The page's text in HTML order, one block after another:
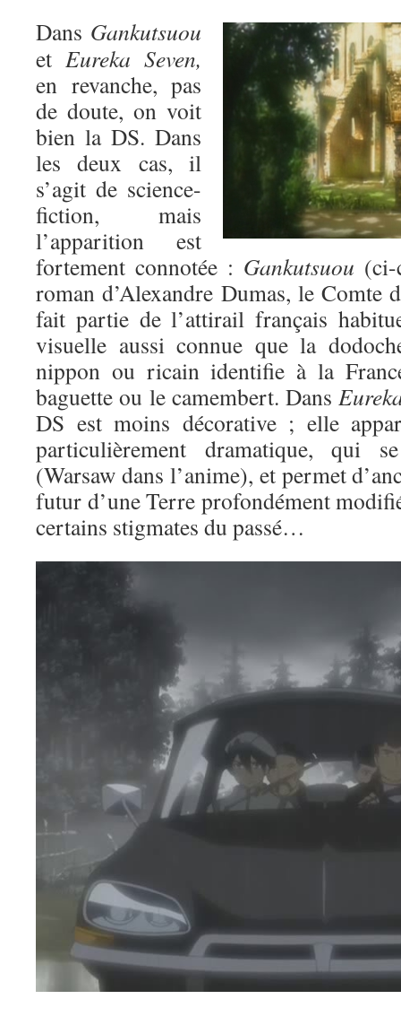
Dans Gankutsuou
et Eureka Seven,
en revanche, pas
de doute, on voit
bien la DS. Dans
les deux cas, il
s’agit de science-
fiction, mais
l’apparition est
fortement connotée : Gankutsuou
roman d’Alexandre Dumas, le Comte
fait partie de l’attirail français
visuelle aussi connue que la
nippon ou ricain identifie à la
baguette ou le camembert. Dans
DS est moins décorative ; elle
particulièrement dramatique, qui
(Warsaw dans l’anime), et permet
futur d’une Terre profondément
certains stigmates du passé…